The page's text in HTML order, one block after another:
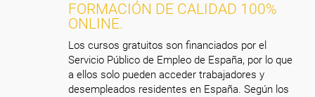
FORMACIÓN DE CALIDAD 100%
ONLINE.
Los cursos gratuitos son financiados por el
Servicio Público de Empleo de España, por lo que
a ellos solo pueden acceder trabajadores y
desempleados residentes en España. Según los